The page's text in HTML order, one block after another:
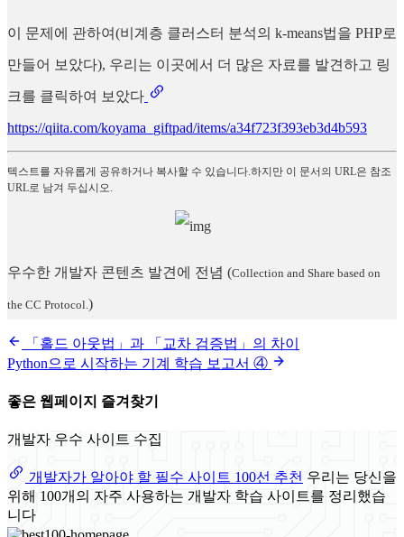
이 문제에 관하여(비계층 클러스터 분석의 k-means법을 PHP로
만들어 보았다), 우리는 이곳에서 더 많은 자료를 발견하고 링
크를 클릭하여 보았다
https://qiita.com/koyama_giftpad/items/a34f723f393eb3d4b593
텍스트를 자유롭게 공유하거나 복사할 수 있습니다.하지만 이 문서의 URL은 참조
URL로 남겨 두십시오.
우수한 개발자 콘텐츠 발견에 전념 (Collection and Share based on
the CC Protocol. )
「홀드 아웃법」과 「교차 검증법」의 차이
Python으로 시작하는 기계 학습 보고서 ④
좋은 웹페이지 즐겨찾기
개발자 우수 사이트 수집
개발자가 알아야 할 필수 사이트 100선 추천 우리는 당신을
위해 100개의 자주 사용하는 개발자 학습 사이트를 정리했습
니다